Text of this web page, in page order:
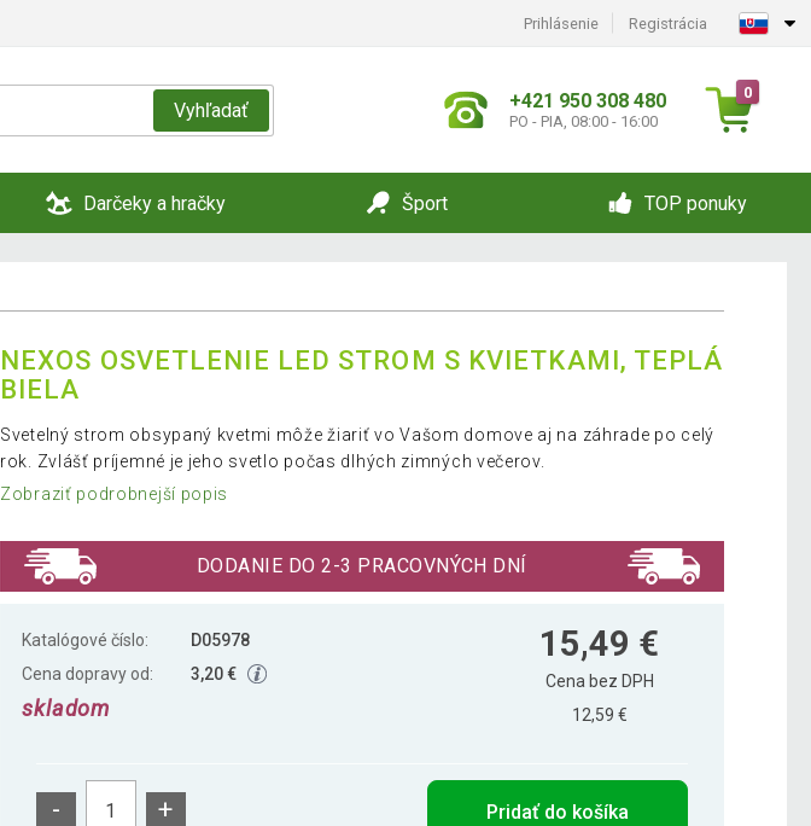
Prihlásenie Registrácia
Vyhľadať +421 950 308 480
PO - PIA, 08:00 - 16:00
0
Darčeky a hračky Šport TOP ponuky
NEXOS OSVETLENIE LED STROM S KVIETKAMI, TEPLÁ
BIELA
Svetelný strom obsypaný kvetmi môže žiariť vo Vašom domove aj na záhrade po celý
rok. Zvlášť príjemné je jeho svetlo počas dlhých zimných večerov.
Zobraziť podrobnejší popis
DODANIE DO 2-3 PRACOVNÝCH DNÍ
Katalógové číslo:
D05978
Cena dopravy od:
3,20 €
skladom
15,49 €
Cena bez DPH
12,59 €
- + Pridať do košíka